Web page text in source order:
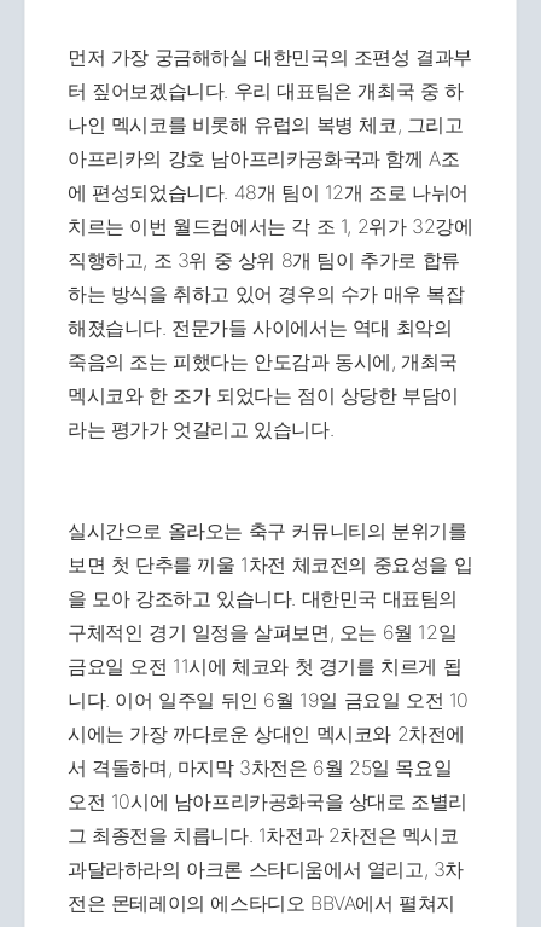
먼저 가장 궁금해하실 대한민국의 조편성 결과부
터 짚어보겠습니다. 우리 대표팀은 개최국 중 하
나인 멕시코를 비롯해 유럽의 복병 체코, 그리고
아프리카의 강호 남아프리카공화국과 함께 A조
에 편성되었습니다. 48개 팀이 12개 조로 나뉘어
치르는 이번 월드컵에서는 각 조 1, 2위가 32강에
직행하고, 조 3위 중 상위 8개 팀이 추가로 합류
하는 방식을 취하고 있어 경우의 수가 매우 복잡
해졌습니다. 전문가들 사이에서는 역대 최악의
죽음의 조는 피했다는 안도감과 동시에, 개최국
멕시코와 한 조가 되었다는 점이 상당한 부담이
라는 평가가 엇갈리고 있습니다.
실시간으로 올라오는 축구 커뮤니티의 분위기를
보면 첫 단추를 끼울 1차전 체코전의 중요성을 입
을 모아 강조하고 있습니다. 대한민국 대표팀의
구체적인 경기 일정을 살펴보면, 오는 6월 12일
금요일 오전 11시에 체코와 첫 경기를 치르게 됩
니다. 이어 일주일 뒤인 6월 19일 금요일 오전 10
시에는 가장 까다로운 상대인 멕시코와 2차전에
서 격돌하며, 마지막 3차전은 6월 25일 목요일
오전 10시에 남아프리카공화국을 상대로 조별리
그 최종전을 치릅니다. 1차전과 2차전은 멕시코
과달라하라의 아크론 스타디움에서 열리고, 3차
전은 몬테레이의 에스타디오 BBVA에서 펼쳐지